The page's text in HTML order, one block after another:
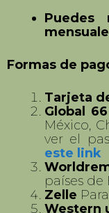
Global 66
México,
este link
países de
Zelle
Western
Efectivo
Bogotá)
* Cada uno
cobro de